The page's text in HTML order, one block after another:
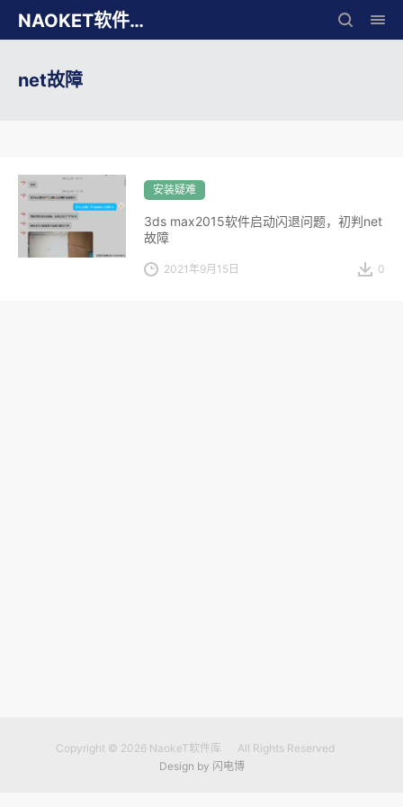
NAOKET软件库
net故障
安装疑难
3ds max2015软件启动闪退问题，初判net
故障
2021年9月15日 0
Copyright © 2026 NaokeT软件库
All Rights Reserved
Design by 闪电博